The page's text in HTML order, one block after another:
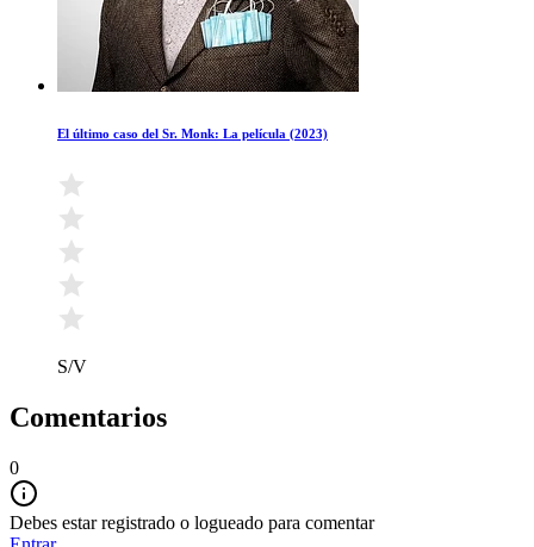
El último caso del Sr. Monk: La película (2023)
S/V
Comentarios
0
Debes estar registrado o logueado para comentar